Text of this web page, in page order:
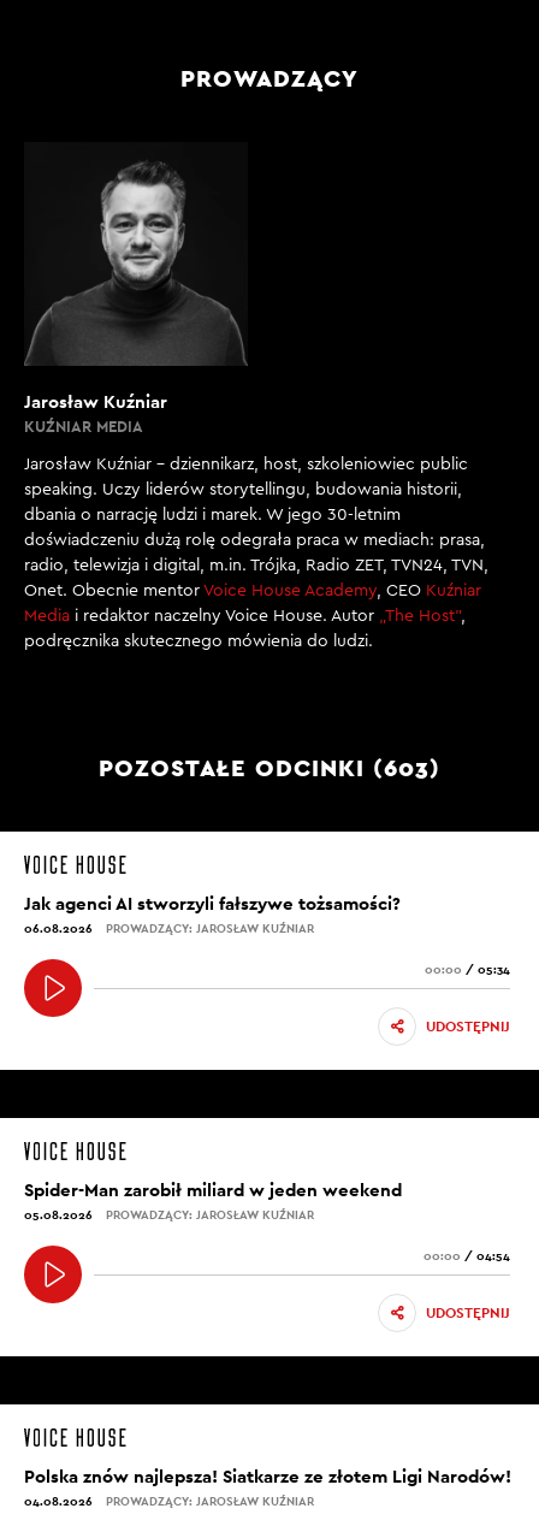
PROWADZĄCY
Jarosław Kuźniar
KUŹNIAR MEDIA
Jarosław Kuźniar – dziennikarz, host, szkoleniowiec public
speaking. Uczy liderów storytellingu, budowania historii,
dbania o narrację ludzi i marek. W jego 30-letnim
doświadczeniu dużą rolę odegrała praca w mediach: prasa,
radio, telewizja i digital, m.in. Trójka, Radio ZET, TVN24, TVN,
Onet. Obecnie mentor Voice House Academy, CEO Kuźniar
Media i redaktor naczelny Voice House. Autor „The Host”,
podręcznika skutecznego mówienia do ludzi.
POZOSTAŁE ODCINKI (603)
Jak agenci AI stworzyli fałszywe tożsamości?
06.08.2026 PROWADZĄCY: JAROSŁAW KUŹNIAR
00:00 / 05:34
UDOSTĘPNIJ
Spider-Man zarobił miliard w jeden weekend
05.08.2026 PROWADZĄCY: JAROSŁAW KUŹNIAR
00:00 / 04:54
UDOSTĘPNIJ
Polska znów najlepsza! Siatkarze ze złotem Ligi Narodów!
04.08.2026 PROWADZĄCY: JAROSŁAW KUŹNIAR